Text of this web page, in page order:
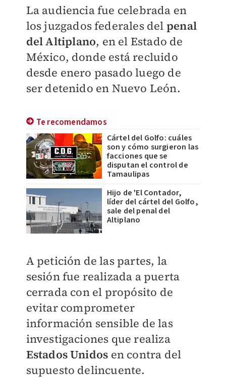
La audiencia fue celebrada en
los juzgados federales del penal
del Altiplano, en el Estado de
México, donde está recluido
desde enero pasado luego de
ser detenido en Nuevo León.
Te recomendamos
Cártel del Golfo: cuáles
son y cómo surgieron las
facciones que se
disputan el control de
Tamaulipas
Hijo de 'El Contador,
líder del cártel del Golfo,
sale del penal del
Altiplano
A petición de las partes, la
sesión fue realizada a puerta
cerrada con el propósito de
evitar comprometer
información sensible de las
investigaciones que realiza
Estados Unidos en contra del
supuesto delincuente.